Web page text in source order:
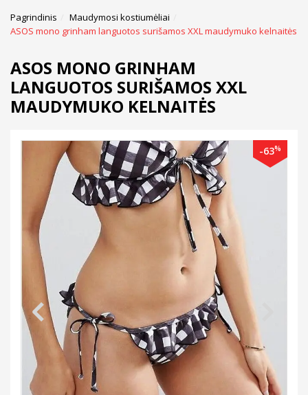
Pagrindinis
Maudymosi kostiumėliai
ASOS mono grinham languotos surišamos XXL maudymuko kelnaitės
ASOS MONO GRINHAM
LANGUOTOS SURIŠAMOS XXL
MAUDYMUKO KELNAITĖS
-63%